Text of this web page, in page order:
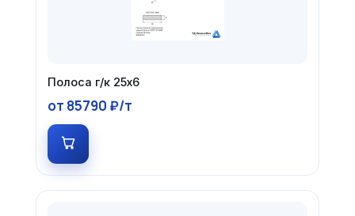
Полоса г/к 25х6
от 85790 ₽/т